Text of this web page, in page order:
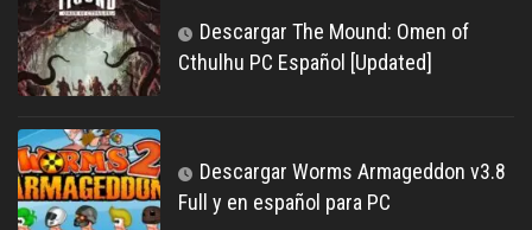
Descargar The Mound: Omen of
Cthulhu PC Español [Updated]
Descargar Worms Armageddon v3.8
Full y en español para PC